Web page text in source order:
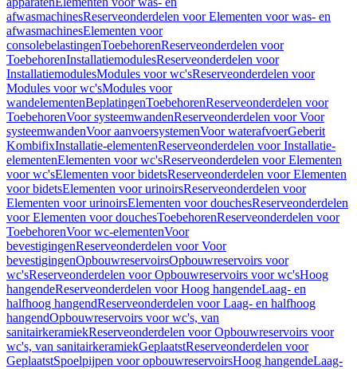
afwasmachinesReserveonderdelen voor Elementen voor was- en
afwasmachinesElementen voor
consolebelastingenToebehorenReserveonderdelen voor
ToebehorenInstallatiemodulesReserveonderdelen voor
InstallatiemodulesModules voor wc'sReserveonderdelen voor
Modules voor wc'sModules voor
wandelementenBeplatingenToebehorenReserveonderdelen voor
ToebehorenVoor systeemwandenReserveonderdelen voor Voor
systeemwandenVoor aanvoersystemenVoor waterafvoerGeberit
KombifixInstallatie-elementenReserveonderdelen voor Installatie-
elementenElementen voor wc'sReserveonderdelen voor Elementen
voor wc'sElementen voor bidetsReserveonderdelen voor Elementen
voor bidetsElementen voor urinoirsReserveonderdelen voor
Elementen voor urinoirsElementen voor douchesReserveonderdelen
voor Elementen voor douchesToebehorenReserveonderdelen voor
ToebehorenVoor wc-elementenVoor
bevestigingenReserveonderdelen voor Voor
bevestigingenOpbouwreservoirsOpbouwreservoirs voor
wc'sReserveonderdelen voor Opbouwreservoirs voor wc'sHoog
hangendeReserveonderdelen voor Hoog hangendeLaag- en
halfhoog hangendReserveonderdelen voor Laag- en halfhoog
hangendOpbouwreservoirs voor wc's, van
sanitairkeramiekReserveonderdelen voor Opbouwreservoirs voor
wc's, van sanitairkeramiekGeplaatstReserveonderdelen voor
GeplaatstSpoelpijpen voor opbouwreservoirsHoog hangendeLaag-